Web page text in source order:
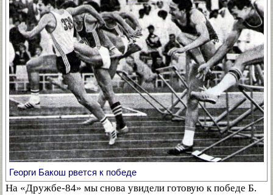
Георги Бакош рвется к победе
На «Дружбе-84» мы снова увидели готовую к победе Б.